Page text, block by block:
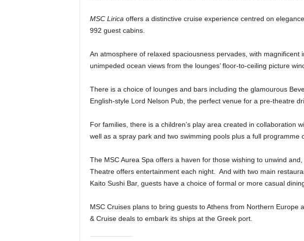
MSC Lirica offers a distinctive cruise experience centred on
992 guest cabins.
An atmosphere of relaxed spaciousness pervades, with magnificent
unimpeded ocean views from the lounges’ floor-to-ceiling picture
There is a choice of lounges and bars including the glamourous
English-style Lord Nelson Pub, the perfect venue for a pre-theatre
For families, there is a children’s play area created in collaboration
well as a spray park and two swimming pools plus a full programme
The MSC Aurea Spa offers a haven for those wishing to unwind
Theatre offers entertainment each night. And with two main
Kaito Sushi Bar, guests have a choice of formal or more casual
MSC Cruises plans to bring guests to Athens from Northern Europe
& Cruise deals to embark its ships at the Greek port.